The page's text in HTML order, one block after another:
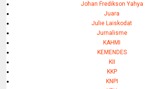
Johan Fredikson Yahya
Juara
Julie Laiskodat
Jurnalisme
KAHMI
KEMENDES
KII
KKP
KNPI